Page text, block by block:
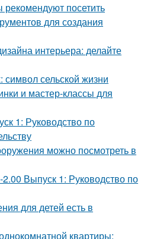
посетить
для создания
интерьера: делайте
символ сельской жизни
и мастер-классы для
1: Руководство по
можно посмотреть в
Выпуск 1: Руководство по
для детей есть в
квартиры: